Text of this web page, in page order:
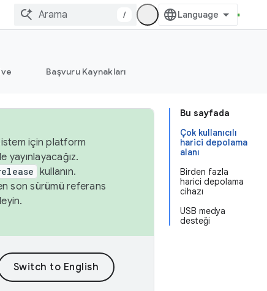
/
Başvuru Kaynakları
Bu sayfada
Çok kullanıcılı
harici depolama
alanı
Birden fazla
harici depolama
cihazı
USB medya
desteği
için platform
yayınlayacağız.
kullanın.
son sürümü referans